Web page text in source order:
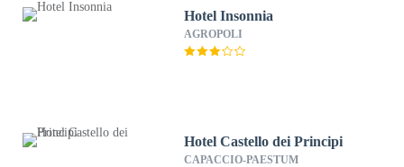
Hotel Insonnia
AGROPOLI
Hotel Castello dei Principi
CAPACCIO-PAESTUM